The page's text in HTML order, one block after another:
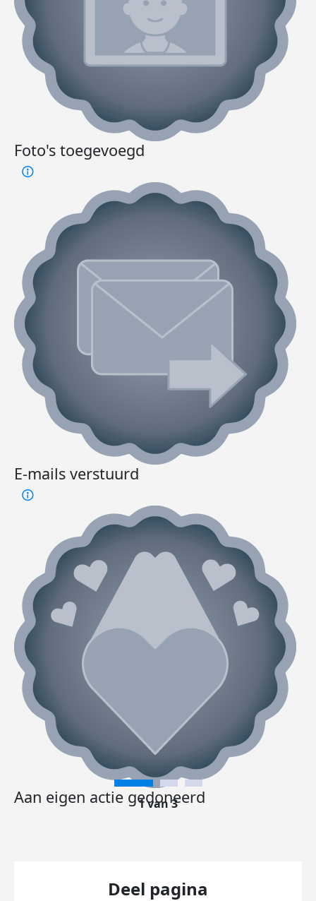
Foto's toegevoegd
E-mails verstuurd
Aan eigen actie gedoneerd
1 van 3
Deel pagina